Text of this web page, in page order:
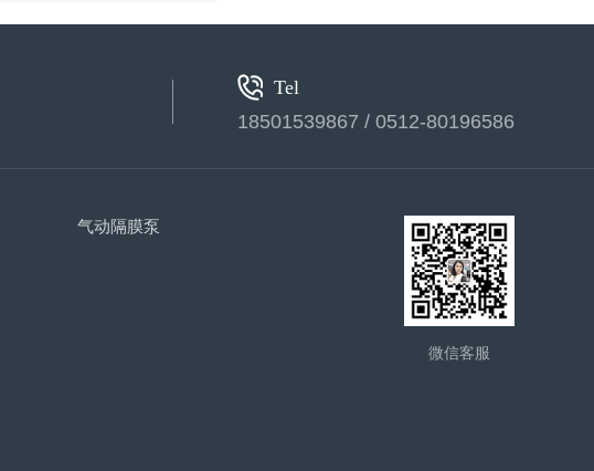
卧式计量泵(1)
Tel
18501539867 / 0512-80196586
气动隔膜泵
微信客服